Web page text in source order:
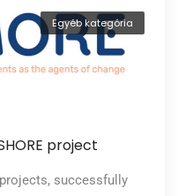
Egyéb kategória
project
successfully